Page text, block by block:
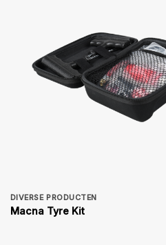
DIVERSE PRODUCTEN
Macna Tyre Kit